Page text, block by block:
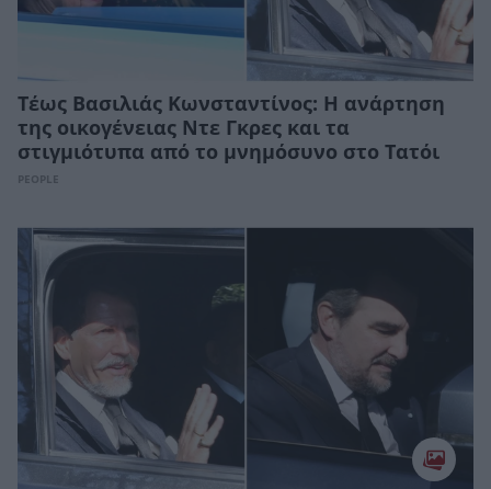
Τέως Βασιλιάς Κωνσταντίνος: Η ανάρτηση
της οικογένειας Ντε Γκρες και τα
στιγμιότυπα από το μνημόσυνο στο Τατόι
PEOPLE